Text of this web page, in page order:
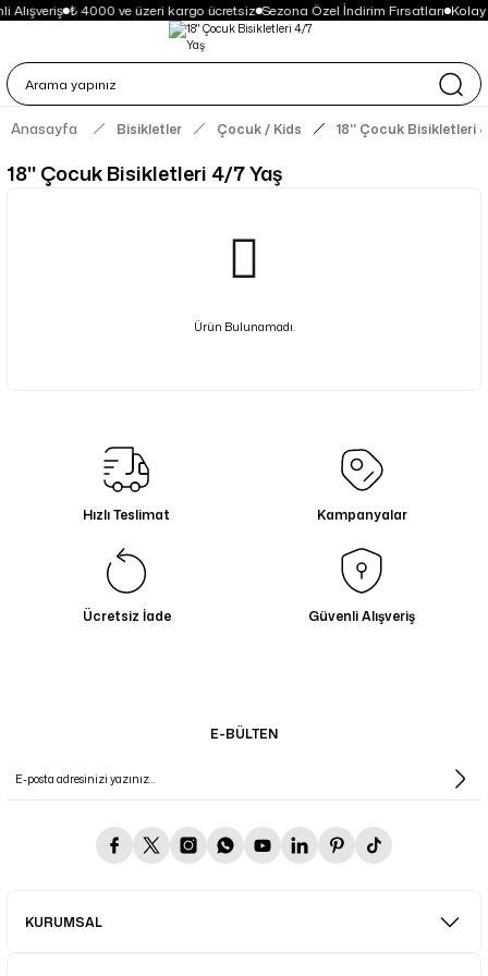
Alışveriş ₺ 4000 ve üzeri kargo ücretsiz Sezona Özel İndirim Fırsatları Kolay
Anasayfa Bisikletler Çocuk / Kids 18'' Çocuk Bisikletleri
18'' Çocuk Bisikletleri 4/7 Yaş
Ürün Bulunamadı.
Hızlı Teslimat Kampanyalar
Ücretsiz İade Güvenli Alışveriş
E-BÜLTEN
KURUMSAL